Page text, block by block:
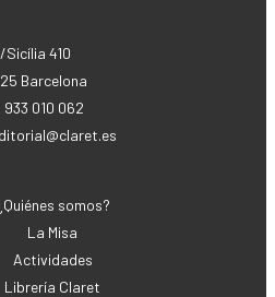
Sicília 410
Barcelona
933 010 062
somos?
La Misa
Actividades
Librería Claret